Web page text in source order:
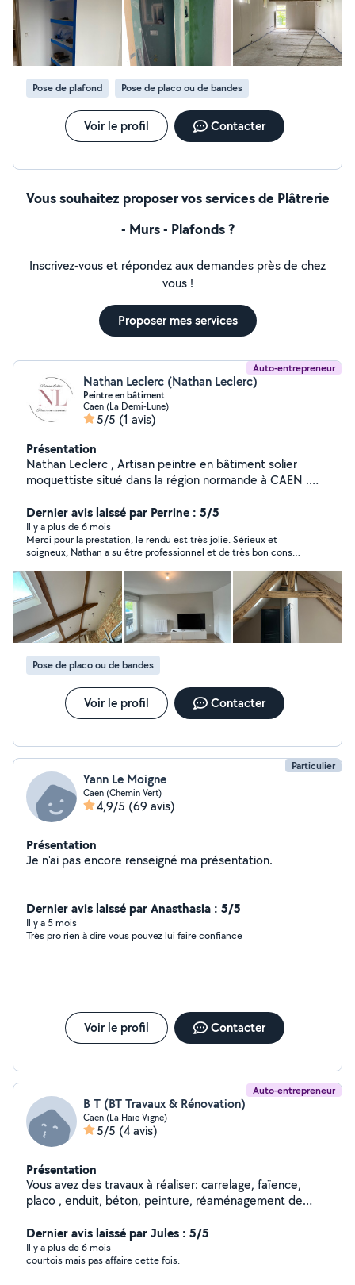
Pose de plafond Pose de placo ou de bandes
Voir le profil Contacter
Vous souhaitez proposer vos services de Plâtrerie
- Murs - Plafonds ?
Inscrivez-vous et répondez aux demandes près de chez
vous !
Proposer mes services
Auto-entrepreneur
Nathan Leclerc (Nathan Leclerc)
Peintre en bâtiment
Caen (La Demi-Lune)
5/5 (1 avis)
Présentation
Nathan Leclerc , Artisan peintre en bâtiment solier
moquettiste situé dans la région normande à CAEN .
Mes compétences : - Peinture Intérieure / Extérieure -
Enduisage , rebouchage , Ratissage - Pose de bande -
Dégât des eaux - Sol souple ( parquet, lame L.V.T etc..)
- Béton ciré - Devis gratuit Et autres.. Dans le domaine
depuis quelques années, . Je me tiens à votre
disposition pour tout renseignement complémentaire.
Dernier avis laissé par Perrine : 5/5
Il y a plus de 6 mois
Merci pour la prestation, le rendu est très jolie. Sérieux et
soigneux, Nathan a su être professionnel et de très bon conseil
Pose de placo ou de bandes
Voir le profil Contacter
Particulier
Yann Le Moigne
Caen (Chemin Vert)
4,9/5 (69 avis)
Présentation
Je n'ai pas encore renseigné ma présentation.
Dernier avis laissé par Anasthasia : 5/5
Il y a 5 mois
Très pro rien à dire vous pouvez lui faire confiance
Voir le profil Contacter
Auto-entrepreneur
B T (BT Travaux & Rénovation)
Caen (La Haie Vigne)
5/5 (4 avis)
Présentation
Vous avez des travaux à réaliser: carrelage, faïence,
placo , enduit, béton, peinture, réaménagement de
Dernier avis laissé par Jules : 5/5
Il y a plus de 6 mois
courtois mais pas affaire cette fois.